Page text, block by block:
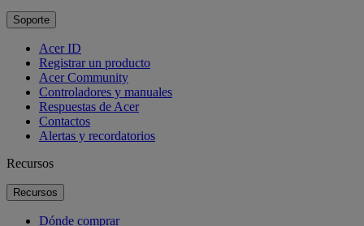
Soporte
Acer ID
Registrar un producto
Acer Community
Controladores y manuales
Respuestas de Acer
Contactos
Alertas y recordatorios
Recursos
Recursos
Dónde comprar